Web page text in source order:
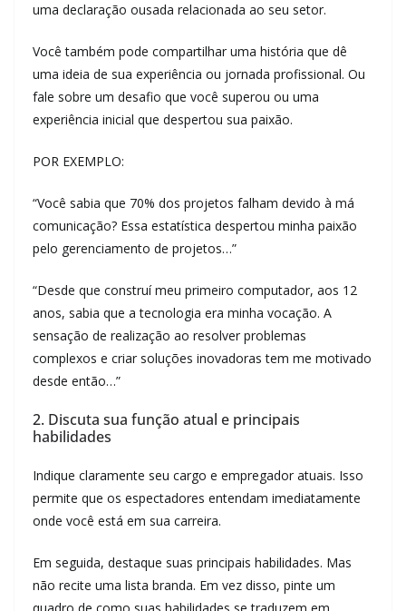
uma declaração ousada relacionada ao seu setor.
Você também pode compartilhar uma história que dê
uma ideia de sua experiência ou jornada profissional. Ou
fale sobre um desafio que você superou ou uma
experiência inicial que despertou sua paixão.
POR EXEMPLO:
“Você sabia que 70% dos projetos falham devido à má
comunicação? Essa estatística despertou minha paixão
pelo gerenciamento de projetos…”
“Desde que construí meu primeiro computador, aos 12
anos, sabia que a tecnologia era minha vocação. A
sensação de realização ao resolver problemas
complexos e criar soluções inovadoras tem me motivado
desde então…”
2. Discuta sua função atual e principais
habilidades
Indique claramente seu cargo e empregador atuais. Isso
permite que os espectadores entendam imediatamente
onde você está em sua carreira.
Em seguida, destaque suas principais habilidades. Mas
não recite uma lista branda. Em vez disso, pinte um